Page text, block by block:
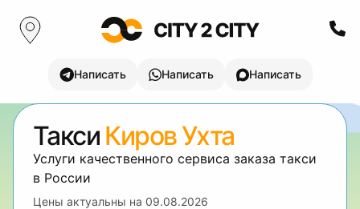
Написать Написать Написать
Такси Киров Ухта
Услуги качественного сервиса заказа такси
в России
Цены актуальны на 09.08.2026